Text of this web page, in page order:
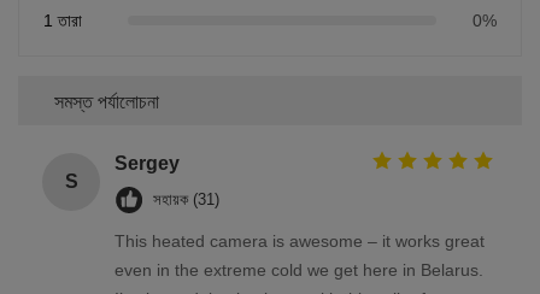
1 তারা
0%
সমস্ত পর্যালোচনা
S
Sergey
সহায়ক (31)
This heated camera is awesome – it works great
even in the extreme cold we get here in Belarus.